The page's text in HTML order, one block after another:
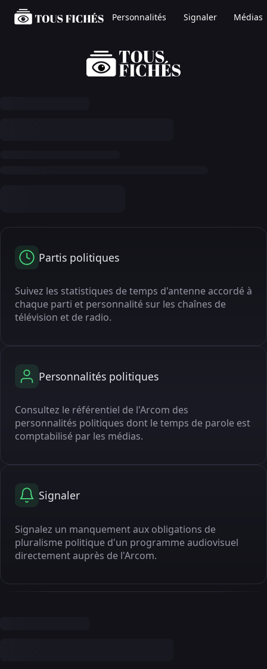
Personnalités Signaler Médias
Partis politiques
Suivez les statistiques de temps d'antenne accordé à
chaque parti et personnalité sur les chaînes de
télévision et de radio.
Personnalités politiques
Consultez le référentiel de l'Arcom des
personnalités politiques dont le temps de parole est
comptabilisé par les médias.
Signaler
Signalez un manquement aux obligations de
pluralisme politique d'un programme audiovisuel
directement auprès de l'Arcom.